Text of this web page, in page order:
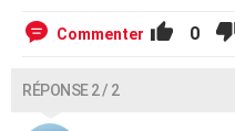
Commenter 0
RÉPONSE 2 / 2